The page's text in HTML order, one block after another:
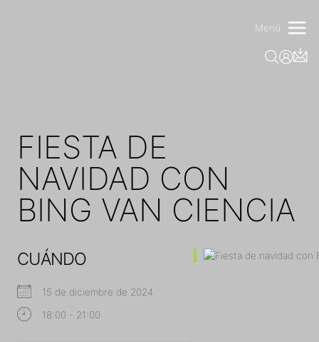
Menú
FIESTA DE
NAVIDAD CON
BING VAN CIENCIA
CUÁNDO
15 de diciembre de 2024
18:00 - 21:00